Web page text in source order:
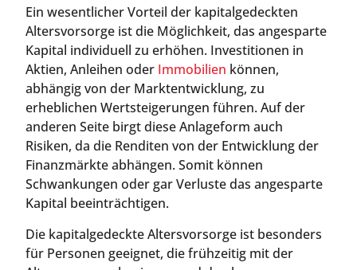
Ein wesentlicher Vorteil der kapitalgedeckten
Altersvorsorge ist die Möglichkeit, das angesparte
Kapital individuell zu erhöhen. Investitionen in
Aktien, Anleihen oder Immobilien können,
abhängig von der Marktentwicklung, zu
erheblichen Wertsteigerungen führen. Auf der
anderen Seite birgt diese Anlageform auch
Risiken, da die Renditen von der Entwicklung der
Finanzmärkte abhängen. Somit können
Schwankungen oder gar Verluste das angesparte
Kapital beeinträchtigen.
Die kapitalgedeckte Altersvorsorge ist besonders
für Personen geeignet, die frühzeitig mit der